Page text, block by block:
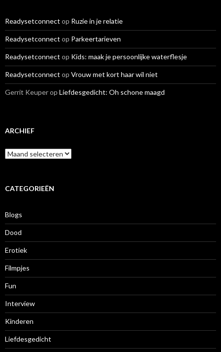
Readysetconnect op Ruzie in je relatie
Readysetconnect op Parkeertarieven
Readysetconnect op Kids: maak je persoonlijke waterflesje
Readysetconnect op Vrouw met kort haar wil niet
Gerrit Keuperop Liefdesgedicht: Oh schone maagd
ARCHIEF
A
r
iCATEGORIEËN
Blogs
Dood
Erotiek
Filmpjes
Fun
Interview
Kinderen
Liefdesgedicht